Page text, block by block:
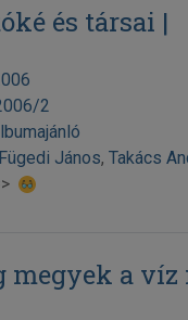
és társai |
2
Fügedi János, Takács
megyek a víz